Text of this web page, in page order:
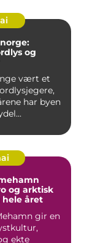
og
vært et
har byen
og arktisk
året
gir en
ekte